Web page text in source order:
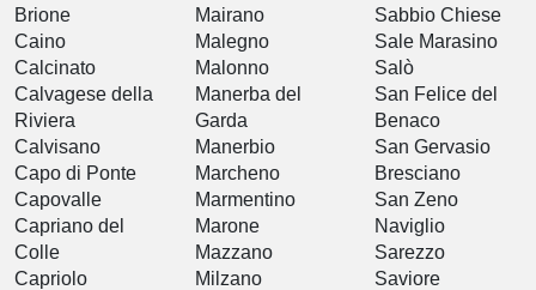
Brione
Caino
Calcinato
Calvagese della
Riviera
Calvisano
Capo di Ponte
Capovalle
Capriano del
Colle
Capriolo
Mairano
Malegno
Malonno
Manerba del
Garda
Manerbio
Marcheno
Marmentino
Marone
Mazzano
Milzano
Sabbio Chiese
Sale Marasino
Salò
San Felice del
Benaco
San Gervasio
Bresciano
San Zeno
Naviglio
Sarezzo
Saviore